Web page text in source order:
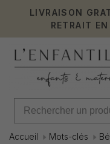
LIVRAISON
RETRAIT
Accueil Mots-clés